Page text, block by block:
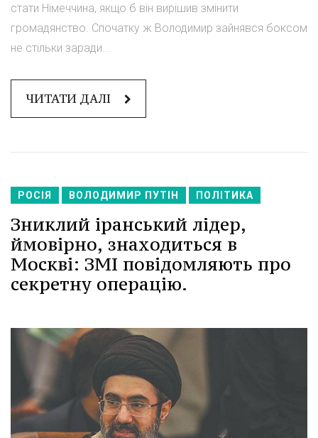
стати Німеччина, якщо б він вирішив змінити
громадянство. Спочатку ж Володимир зайнявся боксом
не стільки заради...
ЧИТАТИ ДАЛІ
РОСІЯ ВОЛОДИМИР ПУТІН ПОЛІТИКА
Зниклий іранський лідер,
ймовірно, знаходиться в
Москві: ЗМІ повідомляють про
секретну операцію.